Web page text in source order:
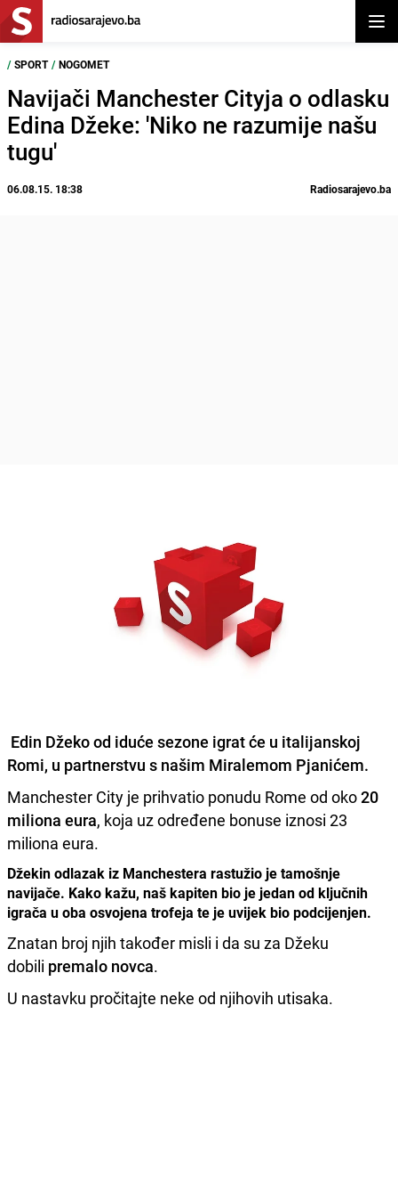
/ SPORT / NOGOMET
Navijači Manchester Cityja o odlasku
Edina Džeke: 'Niko ne razumije našu
tugu'
06.08.15. 18:38 Radiosarajevo.ba
Edin Džekood iduće sezone igrat će u italijanskoj
Romi, u partnerstvu s našim Miralemom Pjanićem.
Manchester City je prihvatio ponudu Rome od oko20
miliona eura, koja uz određene bonuse iznosi 23
miliona eura.
Džekin odlazak iz Manchestera rastužio je tamošnje
navijače. Kako kažu, naš kapiten bio je jedan od ključnih
igrača u oba osvojena trofeja te je uvijek bio podcijenjen.
Znatan broj njih također misli i da su za Džeku
dobili premalo novca.
U nastavku pročitajte neke od njihovih utisaka.